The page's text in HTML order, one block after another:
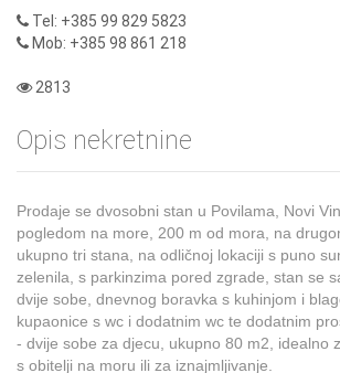
Tel: +385 99 829 5823
Mob: +385 98 861 218
2813
Opis nekretnine
Prodaje se dvosobni stan u Povilama, Novi
pogledom na more, 200 m od mora, na
ukupno tri stana, na odličnoj lokaciji s puno
zelenila, s parkinzima pored zgrade, stan se
dvije sobe, dnevnog boravka s kuhinjom i
kupaonice s wc i dodatnim wc te dodatnim
- dvije sobe za djecu, ukupno 80 m2, idealno
s obitelji na moru ili za iznajmljivanje.